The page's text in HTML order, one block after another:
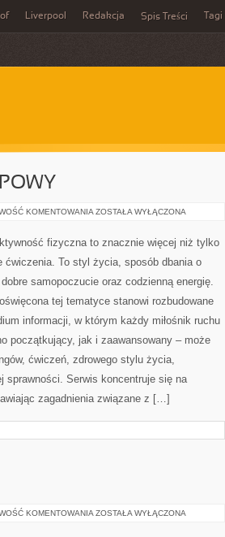
Liverpool Redakcja Spis Treści Tagi
KOMENTOWANIA AEROBIK
GRUPOWY
ZOSTAŁA WYŁĄCZONA
fizyczna to znacznie więcej niż tylko
ćwiczenia. To styl życia, sposób dbania o
samopoczucie oraz codzienną energię.
tej tematyce stanowi rozbudowane
informacji, w którym każdy miłośnik ruchu
początkujący, jak i zaawansowany – może
ćwiczeń, zdrowego stylu życia,
sprawności. Serwis koncentruje się na
zagadnienia związane z […]
KOMENTOWANIA PRZEMYSŁ
ZOSTAŁA WYŁĄCZONA